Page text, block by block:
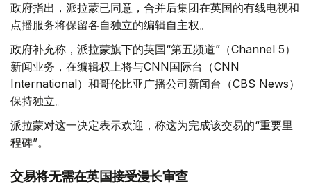
政府指出，派拉蒙已同意，合并后集团在英国的有线电视和
点播服务将保留各自独立的编辑自主权。
政府补充称，派拉蒙旗下的英国“第五频道”（Channel 5）
新闻业务，在编辑权上将与CNN国际台（CNN
International）和哥伦比亚广播公司新闻台（CBS News）
保持独立。
派拉蒙对这一决定表示欢迎，称这为完成该交易的“重要里
程碑”。
交易将无需在英国接受漫长审查